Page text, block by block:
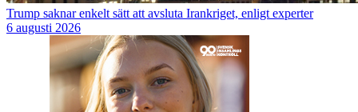
Trump saknar enkelt sätt att avsluta Irankriget, enligt experter
6 augusti 2026